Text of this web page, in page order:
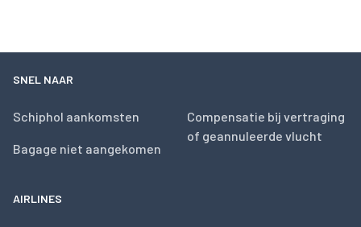
SNEL NAAR
Schiphol aankomsten
Bagage niet aangekomen
Compensatie bij vertraging
of geannuleerde vlucht
AIRLINES